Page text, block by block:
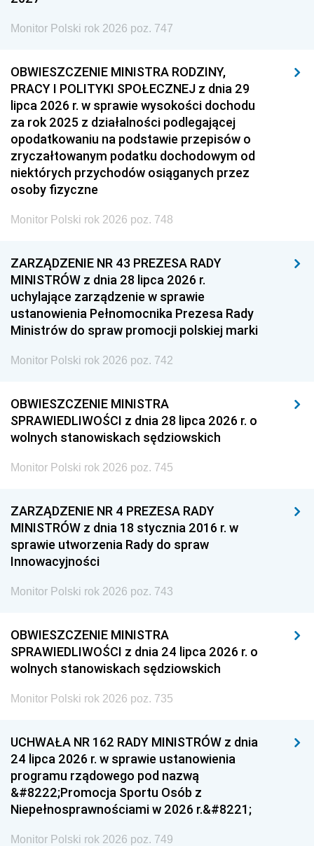
Monitor Polski rok 2026 poz. 747
OBWIESZCZENIE MINISTRA RODZINY,
PRACY I POLITYKI SPOŁECZNEJ z dnia 29
lipca 2026 r. w sprawie wysokości dochodu
za rok 2025 z działalności podlegającej
opodatkowaniu na podstawie przepisów o
zryczałtowanym podatku dochodowym od
niektórych przychodów osiąganych przez
osoby fizyczne
Monitor Polski rok 2026 poz. 748
ZARZĄDZENIE NR 43 PREZESA RADY
MINISTRÓW z dnia 28 lipca 2026 r.
uchylające zarządzenie w sprawie
ustanowienia Pełnomocnika Prezesa Rady
Ministrów do spraw promocji polskiej marki
Monitor Polski rok 2026 poz. 742
OBWIESZCZENIE MINISTRA
SPRAWIEDLIWOŚCI z dnia 28 lipca 2026 r. o
wolnych stanowiskach sędziowskich
Monitor Polski rok 2026 poz. 745
ZARZĄDZENIE NR 4 PREZESA RADY
MINISTRÓW z dnia 18 stycznia 2016 r. w
sprawie utworzenia Rady do spraw
Innowacyjności
Monitor Polski rok 2026 poz. 743
OBWIESZCZENIE MINISTRA
SPRAWIEDLIWOŚCI z dnia 24 lipca 2026 r. o
wolnych stanowiskach sędziowskich
Monitor Polski rok 2026 poz. 735
UCHWAŁA NR 162 RADY MINISTRÓW z dnia
24 lipca 2026 r. w sprawie ustanowienia
programu rządowego pod nazwą
&#8222;Promocja Sportu Osób z
Niepełnosprawnościami w 2026 r.&#8221;
Monitor Polski rok 2026 poz. 749